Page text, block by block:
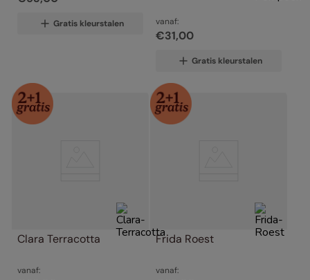
Gratis kleurstalen vanaf:
€31,00
Gratis kleurstalen
Clara Terracotta
vanaf:
Frida Roest
vanaf: